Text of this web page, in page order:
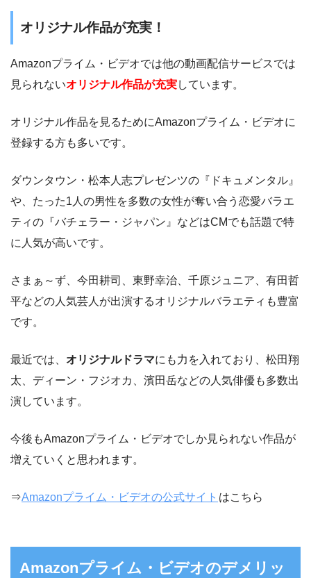
オリジナル作品が充実！
Amazonプライム・ビデオでは他の動画配信サービスでは
見られないオリジナル作品が充実しています。
オリジナル作品を見るためにAmazonプライム・ビデオに
登録する方も多いです。
ダウンタウン・松本人志プレゼンツの『ドキュメンタル』
や、たった1人の男性を多数の女性が奪い合う恋愛バラエ
ティの『バチェラー・ジャパン』などはCMでも話題で特
に人気が高いです。
さまぁ～ず、今田耕司、東野幸治、千原ジュニア、有田哲
平などの人気芸人が出演するオリジナルバラエティも豊富
です。
最近では、 オリジナルドラマにも力を入れており、松田翔
太、ディーン・フジオカ、濱田岳などの人気俳優も多数出
演しています。
今後もAmazonプライム・ビデオでしか見られない作品が
増えていくと思われます。
⇒Amazonプライム・ビデオの公式サイト はこちら
Amazonプライム・ビデオのデメリッ